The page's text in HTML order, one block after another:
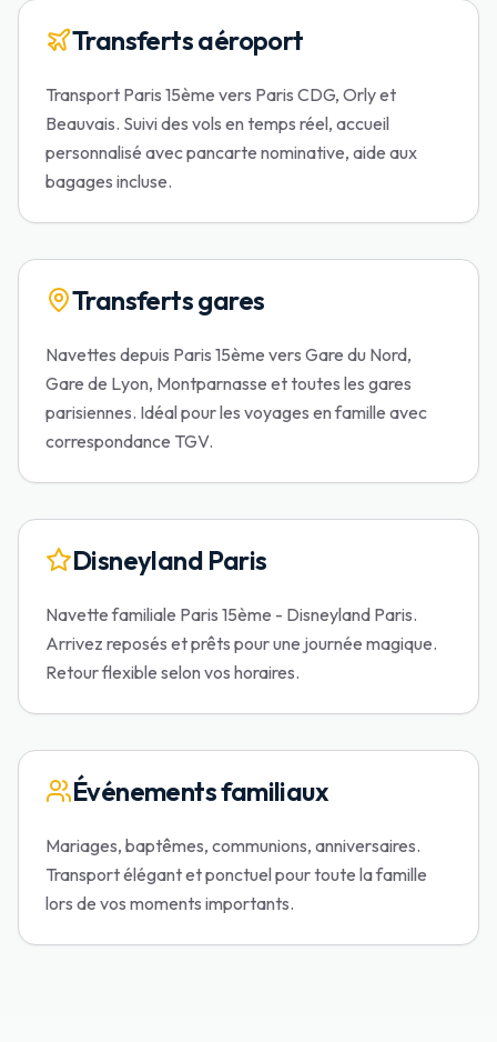
Transferts aéroport
Transport Paris 15ème vers Paris CDG, Orly et
Beauvais. Suivi des vols en temps réel, accueil
personnalisé avec pancarte nominative, aide aux
bagages incluse.
Transferts gares
Navettes depuis Paris 15ème vers Gare du Nord,
Gare de Lyon, Montparnasse et toutes les gares
parisiennes. Idéal pour les voyages en famille avec
correspondance TGV.
Disneyland Paris
Navette familiale Paris 15ème - Disneyland Paris.
Arrivez reposés et prêts pour une journée magique.
Retour flexible selon vos horaires.
Événements familiaux
Mariages, baptêmes, communions, anniversaires.
Transport élégant et ponctuel pour toute la famille
lors de vos moments importants.